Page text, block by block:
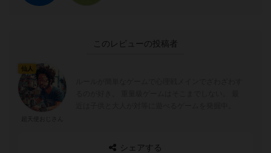
このレビューの投稿者
仙人
シェアする